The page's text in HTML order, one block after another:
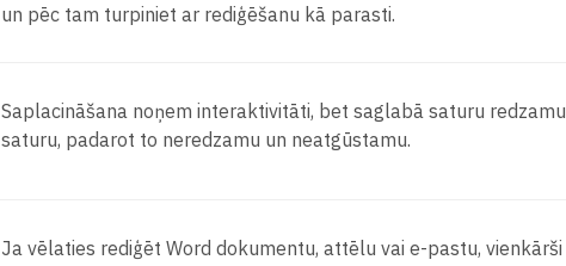
un pēc tam turpiniet ar rediģēšanu kā parasti.
Saplacināšana noņem interaktivitāti, bet saglabā saturu
saturu, padarot to neredzamu un neatgūstamu.
Ja vēlaties rediģēt Word dokumentu, attēlu vai e-pastu,